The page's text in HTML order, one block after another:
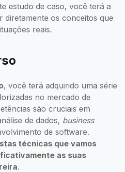
estudo de caso, você terá a
diretamente os conceitos que
reais.
, você terá adquirido uma série
no mercado de
são cruciais em
de dados, business
de software.
técnicas que vamos
as suas
.